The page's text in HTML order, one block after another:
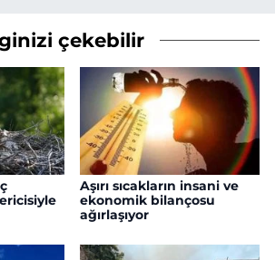
çekebilir
Aşırı sıcakların insani ve
ekonomik bilançosu
ağırlaşıyor